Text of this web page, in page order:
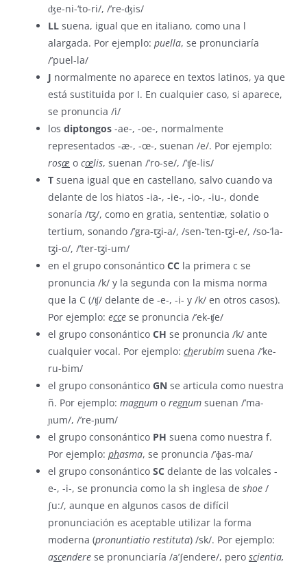
ʤe-ni-‘to-ri/, /’re-ʤis/
LL suena, igual que en italiano, como una l
alargada. Por ejemplo: puella, se pronunciaría
/’puel-la/
J normalmente no aparece en textos latinos, ya que
está sustituida por I. En cualquier caso, si aparece,
se pronuncia /i/
los diptongos -ae-, -oe-, normalmente
representados -æ-, -œ-, suenan /e/. Por ejemplo:
rosæ o cœlis, suenan /’ro-se/, /’ʧe-lis/
T suena igual que en castellano, salvo cuando va
delante de los hiatos -ia-, -ie-, -io-, -iu-, donde
sonaría /ꜩ/, como en gratia, sententiæ, solatio o
tertium, sonando /’gra-ꜩi-a/, /sen-‘ten-ꜩi-e/, /so-‘la-
ꜩi-o/, /’ter-ꜩi-um/
en el grupo consonántico CC la primera c se
pronuncia /k/ y la segunda con la misma norma
que la C (/ʧ/ delante de -e-, -i- y /k/ en otros casos).
Por ejemplo: ecce se pronuncia /’ek-ʧe/
el grupo consonántico CH se pronuncia /k/ ante
cualquier vocal. Por ejemplo: cherubim suena /’ke-
ru-bim/
el grupo consonántico GN se articula como nuestra
ñ. Por ejemplo: magnum o regnum suenan /’ma-
ɲum/, /’re-ɲum/
el grupo consonántico PH suena como nuestra f.
Por ejemplo: phasma, se pronuncia /’ɸas-ma/
el grupo consonántico SC delante de las volcales -
e-, -i-, se pronuncia como la sh inglesa de shoe /
ʃu:/, aunque en algunos casos de difícil
pronunciación es aceptable utilizar la forma
moderna (pronuntiatio restituta) /sk/. Por ejemplo:
ascendere se pronunciaría /a’ʃendere/, pero scientia,